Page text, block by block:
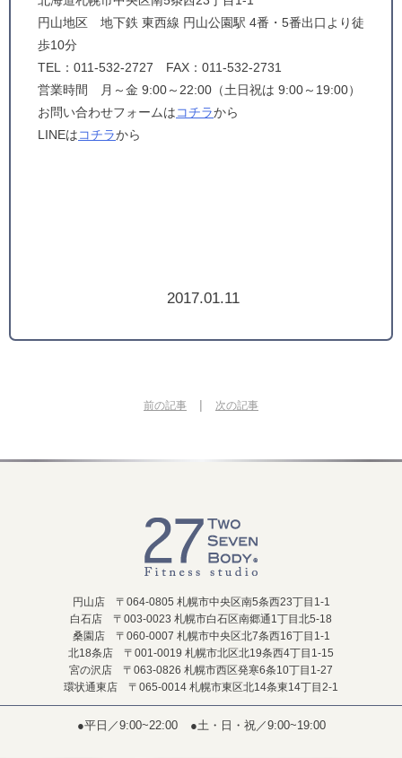
円山地区 地下鉄 東西線 円山公園駅 4番・5番出口より徒
歩10分
TEL：011-532-2727 FAX：011-532-2731
営業時間 月～金 9:00～22:00（土日祝は 9:00～19:00）
お問い合わせフォームはコチラから
LINEはコチラから
2017.01.11
前の記事 | 次の記事
円山店 〒064-0805 札幌市中央区南5条西23丁目1-1
白石店 〒003-0023 札幌市白石区南郷通1丁目北5-18
桑園店 〒060-0007 札幌市中央区北7条西16丁目1-1
北18条店 〒001-0019 札幌市北区北19条西4丁目1-15
宮の沢店 〒063-0826 札幌市西区発寒6条10丁目1-27
環状通東店 〒065-0014 札幌市東区北14条東14丁目2-1
●平日／9:00~22:00 ●土・日・祝／9:00~19:00